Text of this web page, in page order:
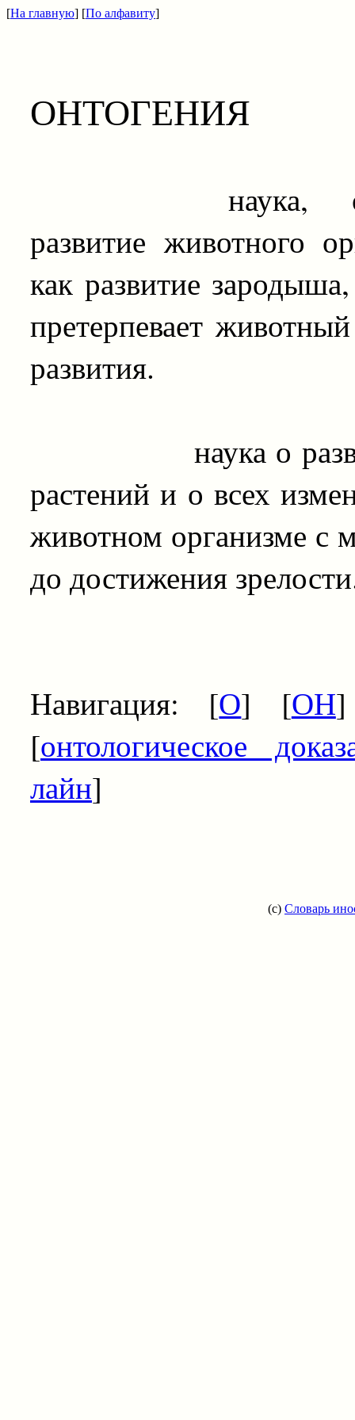
[На главную] [По алфавиту]
ОНТОГЕНИЯ
наука,
развитие животного
как развитие
претерпевает
развития.
наука о
растений и о всех
животном организме с
до достижения
Навигация: [О] [ОН
[онтологическое
лайн]
(c) Словарь